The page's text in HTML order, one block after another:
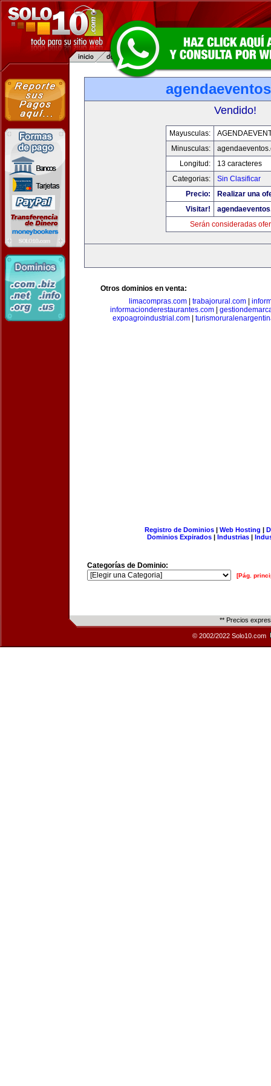
Vendido!
Mayusculas:
Minusculas:
Longitud:
13 caracteres
Categorias:
Sin Clasificar
Precio:
Realizar una
Visitar!
Serán consideradas
Otros dominios en venta:
limacompras.com| trabajorural.com|
informacionderestaurantes.com|
expoagroindustrial.com|
Registro de Dominios| Web Hosting |
Dominios Expirados | Industrias |
Categorías de Dominio:
[Pág.
** Precios
© 2002/2022 Solo10.com